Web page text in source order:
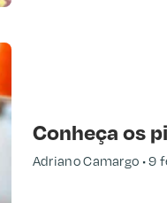
Conheça os
Adriano Camargo 9